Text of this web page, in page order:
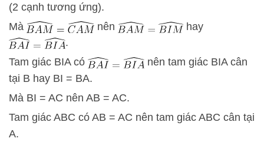
(2 cạnh tương ứng).
Mà
nên
hay
.
Tam giác BIA có
nên tam giác BIA cân
tại B hay BI = BA.
Mà BI = AC nên AB = AC.
Tam giác ABC có AB = AC nên tam giác ABC cân tại
A.